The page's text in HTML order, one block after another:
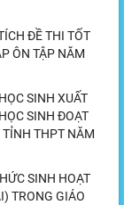
ĐỀ THI TỐT
ÔN TẬP NĂM
SINH XUẤT
SINH ĐOẠT
TỈNH THPT NĂM
SINH HOẠT
TRONG GIÁO